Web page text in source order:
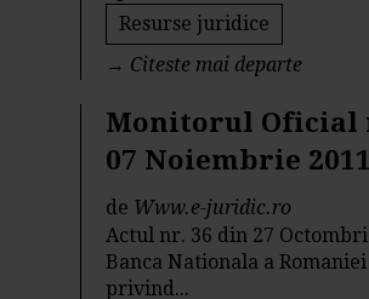
Resurse juridice
→ Citeste mai departe
Monitorul Oficial
07 Noiembrie 2011
de Www.e-juridic.ro
Actul nr. 36 din 27
Banca Nationala a
privind...